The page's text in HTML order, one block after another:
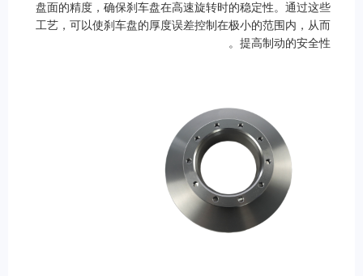
盘面的精度，确保刹车盘在高速旋转时的稳定性。通过这些
工艺，可以使刹车盘的厚度误差控制在极小的范围内，从而
提高制动的安全性。